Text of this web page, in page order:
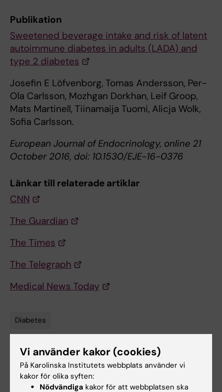
Publikation
Sweetened beverage intake and risk of latent
autoimmune diabetes in adults (LADA) and
type 2 diabetes
Josefin E Löfvenborg, Tomas Andersson, Per-
Ola Carlsson, Mozhgan Dorkhan, Leif Groop,
Mats Martinell, Tiinamaija Tuomi, Alicja Wolk,
Sofia Carlsson.
European Journal of Endocrinology, online 21
October 2016, doi: 10.1530/EJE-16-0376
Länkar till relaterade artiklar
CNN
The Guardian
The Times
The Telegraph
Medical News Today
Diabetes
Uppdaterad av:
Webb Admin 2016-10-26
Vi använder kakor (cookies)
På Karolinska Institutets webbplats använder vi
kakor för olika syften:
Nödvändiga kakor för att webbplatsen ska